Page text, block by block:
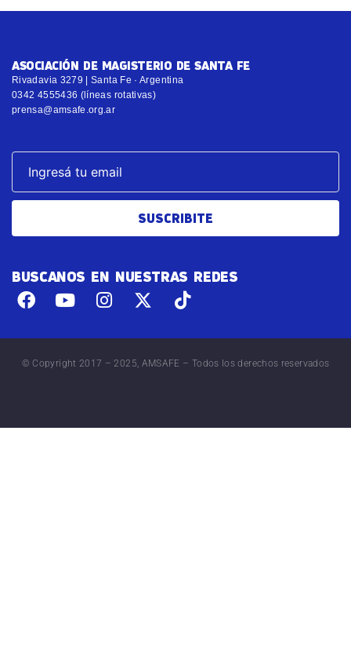
ASOCIACIÓN DE MAGISTERIO DE SANTA FE
Rivadavia 3279 | Santa Fe · Argentina
0342 4555436 (líneas rotativas)
prensa@amsafe.org.ar
SUSCRIBITE
BUSCANOS EN NUESTRAS REDES
© Copyright 2017 – 2025, AMSAFE – Todos los derechos reservados